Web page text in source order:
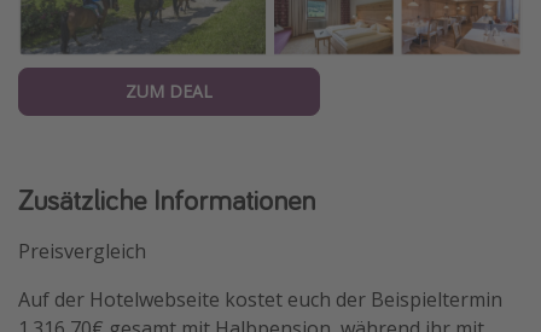
ZUM DEAL
Zusätzliche Informationen
Preisvergleich
Auf der Hotelwebseite kostet euch der Beispieltermin